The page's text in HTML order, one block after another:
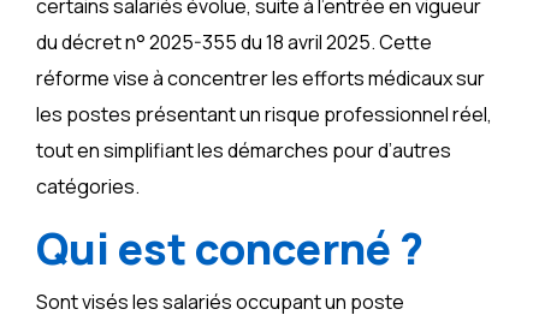
certains salariés évolue, suite à l’entrée en vigueur
du décret n° 2025-355 du 18 avril 2025. Cette
réforme vise à concentrer les efforts médicaux sur
les postes présentant un risque professionnel réel,
tout en simplifiant les démarches pour d’autres
catégories.
Qui est concerné ?
Sont visés les salariés occupant un poste